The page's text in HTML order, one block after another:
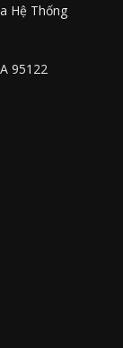
Hệ Thống
95122